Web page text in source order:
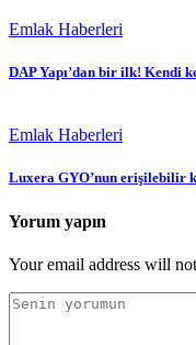
Emlak Haberleri
DAP Yapı’dan bir ilk! Kendi
Emlak Haberleri
Luxera GYO’nun erişilebilir
Yorum yapın
Your email address will